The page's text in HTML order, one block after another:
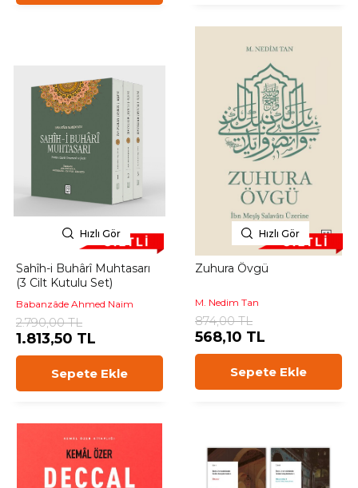
Hızlı Gör
Sahîh-i Buhârî Muhtasarı
(3 Cilt Kutulu Set)
Babanzâde Ahmed Naim
2.790,00 TL
1.813,50 TL
Sepete Ekle
Hızlı Gör
Zuhura Övgü
M. Nedim Tan
874,00 TL
568,10 TL
Sepete Ekle